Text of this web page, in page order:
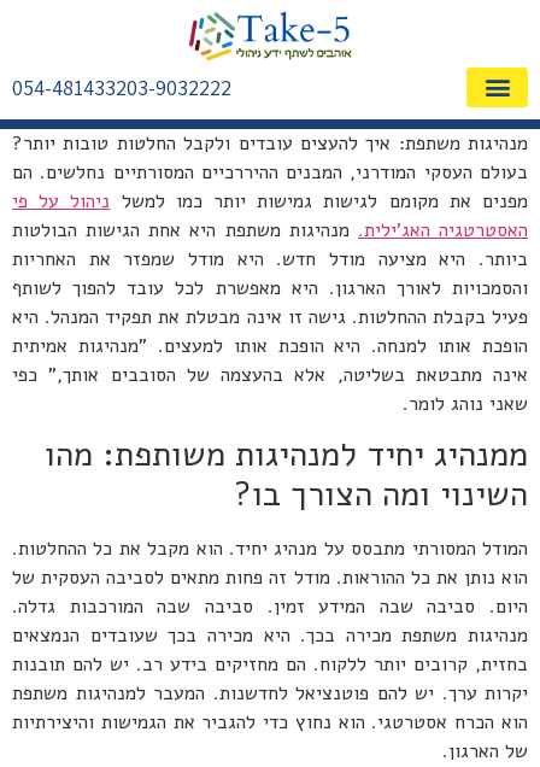
03-9032222
054-4814332
מנהיגות משתפת: איך להעצים עובדים ולקבל החלטות טובות יותר?
בעולם העסקי המודרני, המבנים ההיררכיים המסורתיים נחלשים. הם
מפנים את מקומם לגישות גמישות יותר כמו למשל ניהול על פי
האסטרטגיה האג'ילית. מנהיגות משתפת היא אחת הגישות הבולטות
ביותר. היא מציעה מודל חדש. היא מודל שמפזר את האחריות
והסמכויות לאורך הארגון. היא מאפשרת לכל עובד להפוך לשותף
פעיל בקבלת ההחלטות. גישה זו אינה מבטלת את תפקיד המנהל. היא
הופכת אותו למנחה. היא הופכת אותו למעצים. "מנהיגות אמיתית
אינה מתבטאת בשליטה, אלא בהעצמה של הסובבים אותך," כפי
שאני נוהג לומר.
ממנהיג יחיד למנהיגות משותפת: מהו
השינוי ומה הצורך בו?
המודל המסורתי מתבסס על מנהיג יחיד. הוא מקבל את כל ההחלטות.
הוא נותן את כל ההוראות. מודל זה פחות מתאים לסביבה העסקית של
היום. סביבה שבה המידע זמין. סביבה שבה המורכבות גדלה.
מנהיגות משתפת מכירה בכך. היא מכירה בכך שעובדים הנמצאים
בחזית, קרובים יותר ללקוח. הם מחזיקים בידע רב. יש להם תובנות
יקרות ערך. יש להם פוטנציאל לחדשנות. המעבר למנהיגות משתפת
הוא הכרח אסטרטגי. הוא נחוץ כדי להגביר את הגמישות והיצירתיות
של הארגון.